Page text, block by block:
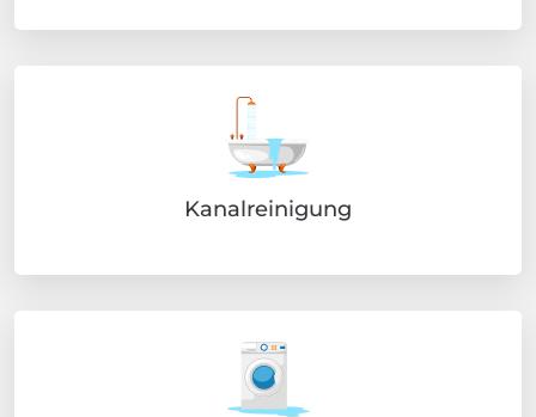
Kanalreinigung